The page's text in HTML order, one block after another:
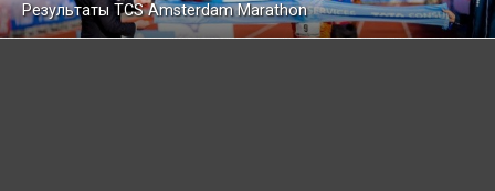
Результаты TCS Amsterdam Marathon